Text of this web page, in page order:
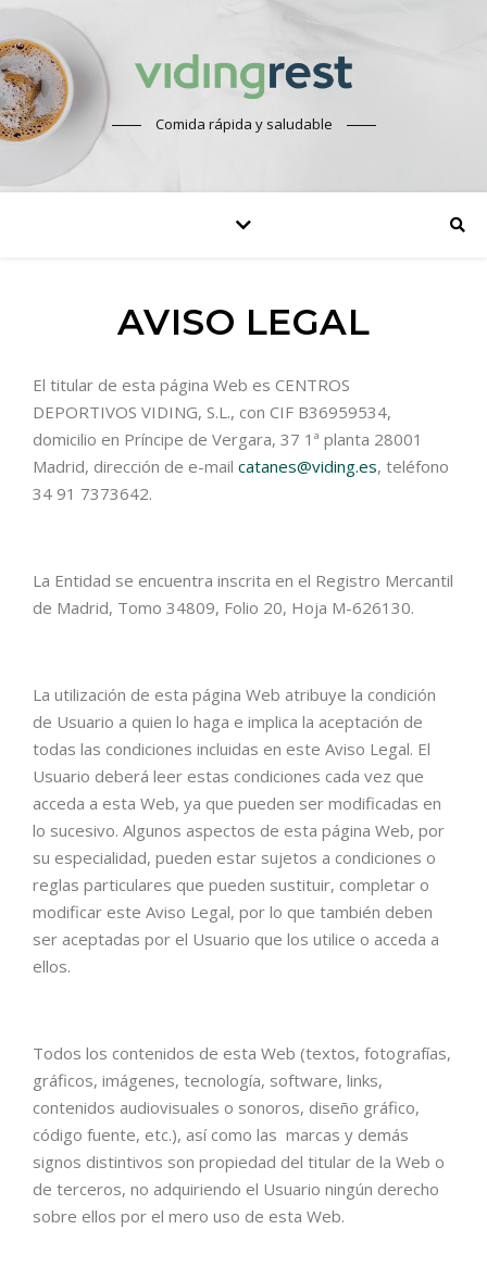
Comida rápida y saludable
AVISO LEGAL
El titular de esta página Web es CENTROS
DEPORTIVOS VIDING, S.L., con CIF B36959534,
domicilio en Príncipe de Vergara, 37 1ª planta 28001
Madrid, dirección de e-mail catanes@viding.es, teléfono
34 91 7373642.
La Entidad se encuentra inscrita en el Registro Mercantil
de Madrid, Tomo 34809, Folio 20, Hoja M-626130.
La utilización de esta página Web atribuye la condición
de Usuario a quien lo haga e implica la aceptación de
todas las condiciones incluidas en este Aviso Legal. El
Usuario deberá leer estas condiciones cada vez que
acceda a esta Web, ya que pueden ser modificadas en
lo sucesivo. Algunos aspectos de esta página Web, por
su especialidad, pueden estar sujetos a condiciones o
reglas particulares que pueden sustituir, completar o
modificar este Aviso Legal, por lo que también deben
ser aceptadas por el Usuario que los utilice o acceda a
ellos.
Todos los contenidos de esta Web (textos, fotografías,
gráficos, imágenes, tecnología, software, links,
contenidos audiovisuales o sonoros, diseño gráfico,
código fuente, etc.), así como las marcas y demás
signos distintivos son propiedad del titular de la Web o
de terceros, no adquiriendo el Usuario ningún derecho
sobre ellos por el mero uso de esta Web.